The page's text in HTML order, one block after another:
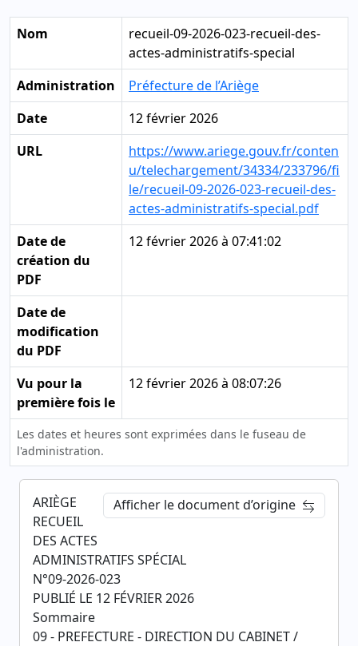
Nom
recueil-09-2026-023-recueil-des-
actes-administratifs-special
Administration
Préfecture de l’Ariège
Date
12 février 2026
URL
https://www.ariege.gouv.fr/conten
u/telechargement/34334/233796/fi
le/recueil-09-2026-023-recueil-des-
actes-administratifs-special.pdf
Date de
création du
PDF
12 février 2026 à 07:41:02
Date de
modification
du PDF
Vu pour la
première fois le
12 février 2026 à 08:07:26
Les dates et heures sont exprimées dans le fuseau de
l'administration.
Afficher le document d’origine
ARIÈGE
RECUEIL
DES ACTES
ADMINISTRATIFS SPÉCIAL
N°09-2026-023
PUBLIÉ LE 12 FÉVRIER 2026
Sommaire
09 - PREFECTURE - DIRECTION DU CABINET /